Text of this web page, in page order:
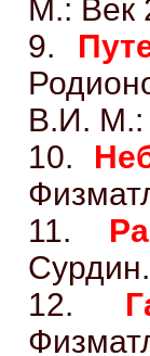
М.: Век
9.
В.И. М.:
10.
11.
12.